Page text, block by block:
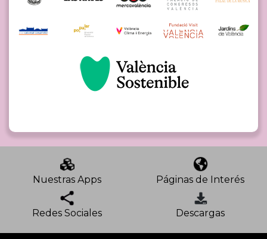
Nuestras Apps Páginas de Interés
Redes Sociales Descargas